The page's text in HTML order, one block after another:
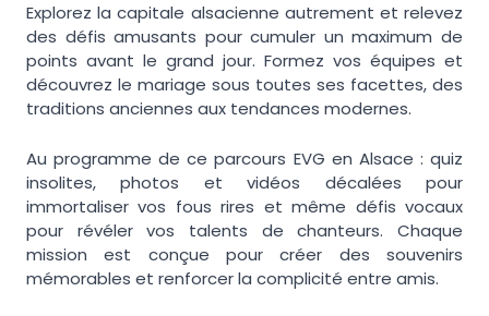
Explorez la capitale alsacienne autrement et relevez
des défis amusants pour cumuler un maximum de
points avant le grand jour. Formez vos équipes et
découvrez le mariage sous toutes ses facettes, des
traditions anciennes aux tendances modernes.
Au programme de ce parcours EVG en Alsace : quiz
insolites, photos et vidéos décalées pour
immortaliser vos fous rires et même défis vocaux
pour révéler vos talents de chanteurs. Chaque
mission est conçue pour créer des souvenirs
mémorables et renforcer la complicité entre amis.